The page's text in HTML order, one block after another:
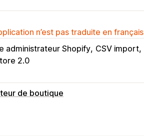
n’est pas traduite en français
administrateur Shopify CSV import
2.0
de boutique